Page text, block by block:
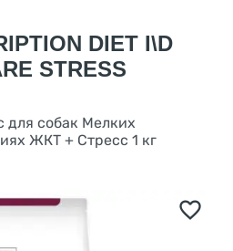
DIET I\D
STRESS
для собак Мелких
ЖКТ + Cтресс 1 кг